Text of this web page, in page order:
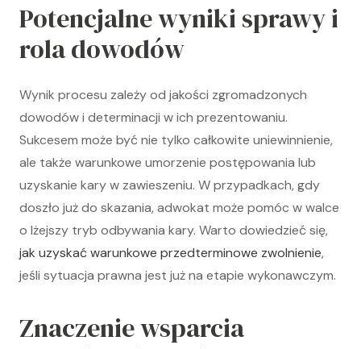
Potencjalne wyniki sprawy i
rola dowodów
Wynik procesu zależy od jakości zgromadzonych
dowodów i determinacji w ich prezentowaniu.
Sukcesem może być nie tylko całkowite uniewinnienie,
ale także warunkowe umorzenie postępowania lub
uzyskanie kary w zawieszeniu. W przypadkach, gdy
doszło już do skazania, adwokat może pomóc w walce
o lżejszy tryb odbywania kary. Warto dowiedzieć się,
jak uzyskać warunkowe przedterminowe zwolnienie,
jeśli sytuacja prawna jest już na etapie wykonawczym.
Znaczenie wsparcia